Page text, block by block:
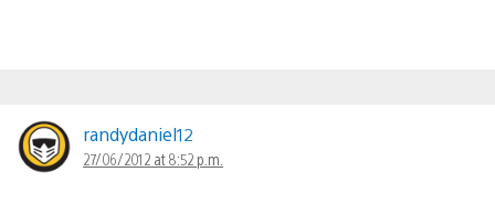
randydaniel12
27/06/2012 at 8:52 p.m.